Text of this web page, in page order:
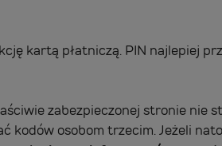
kartą płatniczą. PIN najlepiej
zabezpieczonej stronie nie
kodów osobom trzecim. Jeżeli